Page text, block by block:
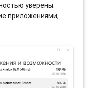
уверены.
приложениями,
.